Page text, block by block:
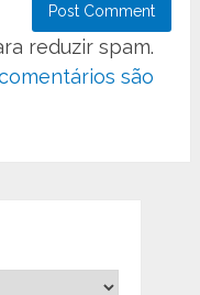
reduzir spam.
são